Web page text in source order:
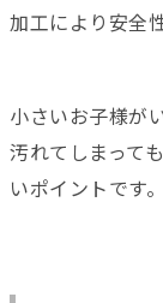
加工により安全
小さいお子様が
汚れてしまって
いポイントです。